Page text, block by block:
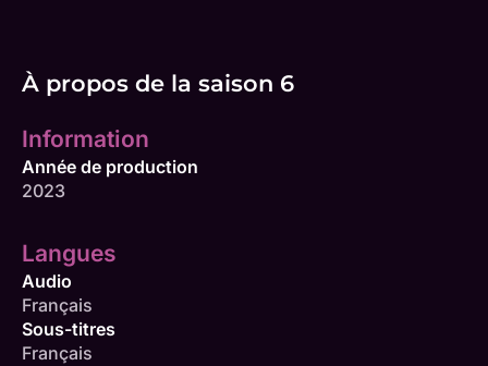
À propos de la saison 6
Information
Année de production
2023
Langues
Audio
Français
Sous-titres
Français